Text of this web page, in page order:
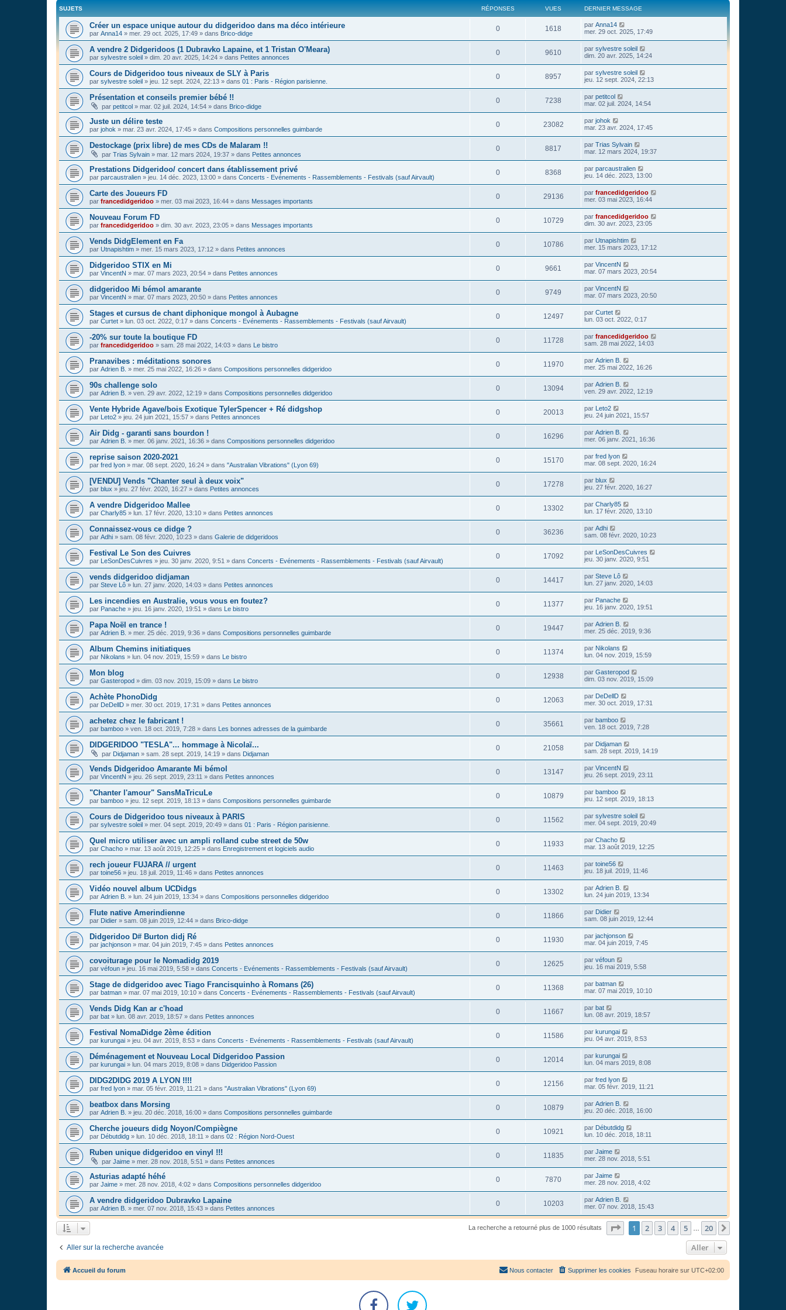
SUJETS RÉPONSES VUES DERNIER MESSAGE
Créer un espace unique autour du didgeridoo dans ma déco intérieure
par Anna14 » mer. 29 oct. 2025, 17:49 » dans Brico-didge
0 1618 par Anna14
mer. 29 oct. 2025, 17:49
A vendre 2 Didgeridoos (1 Dubravko Lapaine, et 1 Tristan O'Meara)
par sylvestre soleil » dim. 20 avr. 2025, 14:24 » dans Petites annonces
0 9610 par sylvestre soleil
dim. 20 avr. 2025, 14:24
Cours de Didgeridoo tous niveaux de SLY à Paris
par sylvestre soleil » jeu. 12 sept. 2024, 22:13 » dans 01 : Paris - Région parisienne.
0 8957 par sylvestre soleil
jeu. 12 sept. 2024, 22:13
Présentation et conseils premier bébé !!
par petitcol » mar. 02 juil. 2024, 14:54 » dans Brico-didge
0 7238 par petitcol
mar. 02 juil. 2024, 14:54
Juste un délire teste
par johok » mar. 23 avr. 2024, 17:45 » dans Compositions personnelles guimbarde
0 23082 par johok
mar. 23 avr. 2024, 17:45
Destockage (prix libre) de mes CDs de Malaram !!
par Trias Sylvain » mar. 12 mars 2024, 19:37 » dans Petites annonces
0 8817 par Trias Sylvain
mar. 12 mars 2024, 19:37
Prestations Didgeridoo/ concert dans établissement privé
par parcaustralien » jeu. 14 déc. 2023, 13:00 » dans Concerts - Evénements - Rassemblements - Festivals (sauf Airvault)
0 8368 par parcaustralien
jeu. 14 déc. 2023, 13:00
Carte des Joueurs FD
par francedidgeridoo » mer. 03 mai 2023, 16:44 » dans Messages importants
0 29136 par francedidgeridoo
mer. 03 mai 2023, 16:44
Nouveau Forum FD
par francedidgeridoo » dim. 30 avr. 2023, 23:05 » dans Messages importants
0 10729 par francedidgeridoo
dim. 30 avr. 2023, 23:05
Vends DidgElement en Fa
par Utnapishtim » mer. 15 mars 2023, 17:12 » dans Petites annonces
0 10786 par Utnapishtim
mer. 15 mars 2023, 17:12
Didgeridoo STIX en Mi
par VincentN » mar. 07 mars 2023, 20:54 » dans Petites annonces
0 9661 par VincentN
mar. 07 mars 2023, 20:54
didgeridoo Mi bémol amarante
par VincentN » mar. 07 mars 2023, 20:50 » dans Petites annonces
0 9749 par VincentN
mar. 07 mars 2023, 20:50
Stages et cursus de chant diphonique mongol à Aubagne
par Curtet » lun. 03 oct. 2022, 0:17 » dans Concerts - Evénements - Rassemblements - Festivals (sauf Airvault)
0 12497 par Curtet
lun. 03 oct. 2022, 0:17
-20% sur toute la boutique FD
par francedidgeridoo » sam. 28 mai 2022, 14:03 » dans Le bistro
0 11728 par francedidgeridoo
sam. 28 mai 2022, 14:03
Pranavibes : méditations sonores
par Adrien B. » mer. 25 mai 2022, 16:26 » dans Compositions personnelles didgeridoo
0 11970 par Adrien B.
mer. 25 mai 2022, 16:26
90s challenge solo
par Adrien B. » ven. 29 avr. 2022, 12:19 » dans Compositions personnelles didgeridoo
0 13094 par Adrien B.
ven. 29 avr. 2022, 12:19
Vente Hybride Agave/bois Exotique TylerSpencer + Ré didgshop
par Leto2 » jeu. 24 juin 2021, 15:57 » dans Petites annonces
0 20013 par
Leto2
jeu. 24 juin 2021, 15:57
Air Didg - garanti sans bourdon !
par Adrien B. » mer. 06 janv. 2021, 16:36 » dans Compositions personnelles didgeridoo
0 16296 par Adrien B.
mer. 06 janv. 2021, 16:36
reprise saison 2020-2021
par fred lyon » mar. 08 sept. 2020, 16:24 » dans "Australian Vibrations" (Lyon 69)
0 15170 par fred lyon
mar. 08 sept. 2020, 16:24
[VENDU] Vends "Chanter seul à deux voix"
par blux » jeu. 27 févr. 2020, 16:27 » dans Petites annonces
0 17278 par blux
jeu. 27 févr. 2020, 16:27
A vendre Didgeridoo Mallee
par Charly85 » lun. 17 févr. 2020, 13:10 » dans Petites annonces
0 13302 par Charly85
lun. 17 févr. 2020, 13:10
Connaissez-vous ce didge ?
par Adhi » sam. 08 févr. 2020, 10:23 » dans Galerie de didgeridoos
0 36236 par Adhi
sam. 08 févr. 2020, 10:23
Festival Le Son des Cuivres
par LeSonDesCuivres » jeu. 30 janv. 2020, 9:51 » dans Concerts - Evénements - Rassemblements - Festivals (sauf Airvault)
0 17092 par
LeSonDesCuivres
jeu. 30 janv. 2020, 9:51
vends didgeridoo didjaman
par Steve Lô » lun. 27 janv. 2020, 14:03 » dans Petites annonces
0 14417 par Steve Lô
lun. 27 janv. 2020, 14:03
Les incendies en Australie, vous vous en foutez?
par Panache » jeu. 16 janv. 2020, 19:51 » dans Le bistro
0 11377 par Panache
jeu. 16 janv. 2020, 19:51
Papa Noël en trance !
par Adrien B. » mer. 25 déc. 2019, 9:36 » dans Compositions personnelles guimbarde
0 19447 par Adrien B.
mer. 25 déc. 2019, 9:36
Album Chemins initiatiques
par Nikolans » lun. 04 nov. 2019, 15:59 » dans Le bistro
0 11374 par Nikolans
lun. 04 nov. 2019, 15:59
Mon blog
par Gasteropod » dim. 03 nov. 2019, 15:09 » dans Le bistro
0 12938 par Gasteropod
dim. 03 nov. 2019, 15:09
Achète PhonoDidg
par DeDellD » mer. 30 oct. 2019, 17:31 » dans Petites annonces
0 12063 par DeDellD
mer. 30 oct. 2019, 17:31
achetez chez le fabricant !
par bamboo » ven. 18 oct. 2019, 7:28 » dans Les bonnes adresses de la guimbarde
0 35661 par bamboo
ven. 18 oct. 2019, 7:28
DIDGERIDOO "TESLA"... hommage à Nicolaï...
par Didjaman » sam. 28 sept. 2019, 14:19 » dans Didjaman
0 21058 par Didjaman
sam. 28 sept. 2019, 14:19
Vends Didgeridoo Amarante Mi bémol
par VincentN » jeu. 26 sept. 2019, 23:11 » dans Petites annonces
0 13147 par VincentN
jeu. 26 sept. 2019, 23:11
"Chanter l'amour" SansMaTricuLe
par bamboo » jeu. 12 sept. 2019, 18:13 » dans Compositions personnelles guimbarde
0 10879 par bamboo
jeu. 12 sept. 2019, 18:13
Cours de Didgeridoo tous niveaux à PARIS
par sylvestre soleil » mer. 04 sept. 2019, 20:49 » dans 01 : Paris - Région parisienne.
0 11562 par sylvestre soleil
mer. 04 sept. 2019, 20:49
Quel micro utiliser avec un ampli rolland cube street de 50w
par Chacho » mar. 13 août 2019, 12:25 » dans Enregistrement et logiciels audio
0 11933 par Chacho
mar. 13 août 2019, 12:25
rech joueur FUJARA // urgent
par toine56 » jeu. 18 juil. 2019, 11:46 » dans Petites annonces
0 11463 par toine56
jeu. 18 juil. 2019, 11:46
Vidéo nouvel album UCDidgs
par Adrien B. » lun. 24 juin 2019, 13:34 » dans Compositions personnelles didgeridoo
0 13302 par Adrien B.
lun. 24 juin 2019, 13:34
Flute native Amerindienne
par Didier » sam. 08 juin 2019, 12:44 » dans Brico-didge
0 11866 par Didier
sam. 08 juin 2019, 12:44
Didgeridoo D# Burton didj Ré
par jachjonson » mar. 04 juin 2019, 7:45 » dans Petites annonces
0 11930 par jachjonson
mar. 04 juin 2019, 7:45
covoiturage pour le Nomadidg 2019
par véfoun » jeu. 16 mai 2019, 5:58 » dans Concerts - Evénements - Rassemblements - Festivals (sauf Airvault)
0 12625 par véfoun
jeu. 16 mai 2019, 5:58
Stage de didgeridoo avec Tiago Francisquinho à Romans (26)
par batman » mar. 07 mai 2019, 10:10 » dans Concerts - Evénements - Rassemblements - Festivals (sauf Airvault)
0 11368 par batman
mar. 07 mai 2019, 10:10
Vends Didg Kan ar c'hoad
par bat » lun. 08 avr. 2019, 18:57 » dans Petites annonces
0 11667 par bat
lun. 08 avr. 2019, 18:57
Festival NomaDidge 2ème édition
par kurungai » jeu. 04 avr. 2019, 8:53 » dans Concerts - Evénements - Rassemblements - Festivals (sauf Airvault)
0 11586 par kurungai
jeu. 04 avr. 2019, 8:53
Déménagement et Nouveau Local Didgeridoo Passion
par kurungai » lun. 04 mars 2019, 8:08 » dans Didgeridoo Passion
0 12014 par kurungai
lun. 04 mars 2019, 8:08
DIDG2DIDG 2019 A LYON !!!!
par fred lyon » mar. 05 févr. 2019, 11:21 » dans "Australian Vibrations" (Lyon 69)
0 12156 par fred lyon
mar. 05 févr. 2019, 11:21
beatbox dans Morsing
par Adrien B. » jeu. 20 déc. 2018, 16:00 » dans Compositions personnelles guimbarde
0 10879 par Adrien B.
jeu. 20 déc. 2018, 16:00
Cherche joueurs didg Noyon/Compiègne
par Débutdidg » lun. 10 déc. 2018, 18:11 » dans 02 : Région Nord-Ouest
0 10921 par Débutdidg
lun. 10 déc. 2018, 18:11
Ruben unique didgeridoo en vinyl !!!
par Jaime » mer. 28 nov. 2018, 5:51 » dans Petites annonces
0 11835 par Jaime
mer. 28 nov. 2018, 5:51
Asturias adapté héhé
par Jaime » mer. 28 nov. 2018, 4:02 » dans Compositions personnelles didgeridoo
0 7870 par Jaime
mer. 28 nov. 2018, 4:02
A vendre didgeridoo Dubravko Lapaine
par Adrien B. » mer. 07 nov. 2018, 15:43 » dans Petites annonces
0 10203 par Adrien B.
mer. 07 nov. 2018, 15:43
La recherche a retourné plus de 1000 résultats Page sur20
1 2 3 4 5 20
Aller sur la recherche avancée Aller
Accueil du forum Fuseau horaire sur UTC+02:00
Supprimer les cookies
Nous contacter